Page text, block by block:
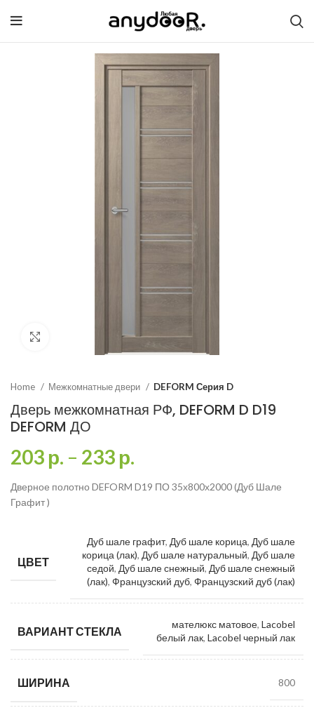
Home Межкомнатные двери DEFORM Серия D
Дверь межкомнатная РФ, DEFORM D D19
DEFORM ДО
203р. – 233р.
Дверное полотно DEFORM D19 ПО 35х800х2000 (Дуб Шале
Графит )
ЦВЕТ
Дуб шале графит, Дуб шале корица, Дуб шале
корица (лак), Дуб шале натуральный, Дуб шале
седой, Дуб шале снежный, Дуб шале снежный
(лак), Французский дуб, Французский дуб (лак)
ВАРИАНТ СТЕКЛА мателюкс матовое, Lacobel
белый лак, Lacobel черный лак
ШИРИНА 800